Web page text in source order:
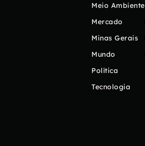
Meio Ambiente
Mercado
Minas Gerais
Mundo
Política
Tecnologia